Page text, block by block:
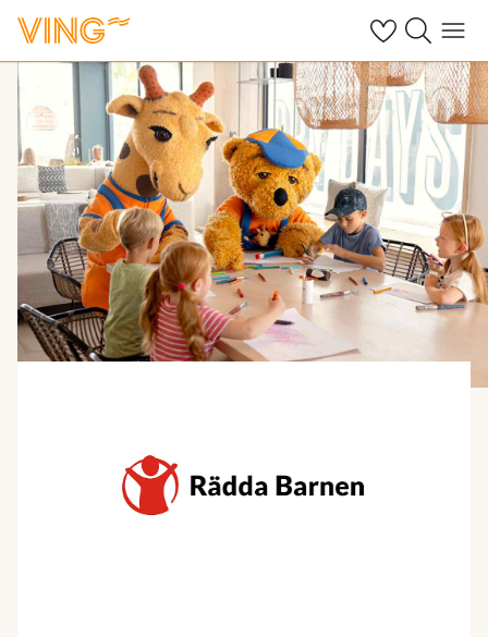
Se dinaSök på ving.se
Meny